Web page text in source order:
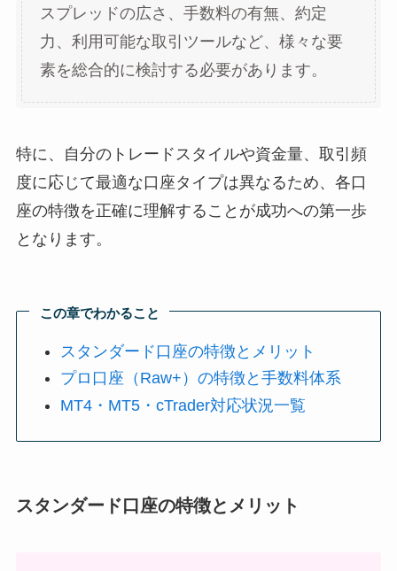
スプレッドの広さ、手数料の有無、約定
力、利用可能な取引ツールなど、様々な要
素を総合的に検討する必要があります。
特に、自分のトレードスタイルや資金量、取引頻
度に応じて最適な口座タイプは異なるため、各口
座の特徴を正確に理解することが成功への第一歩
となります。
この章でわかること
スタンダード口座の特徴とメリット
プロ口座（Raw+）の特徴と手数料体系
MT4・MT5・cTrader対応状況一覧
スタンダード口座の特徴とメリット